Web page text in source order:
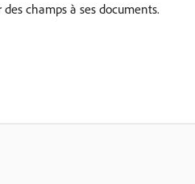
champs à ses documents.